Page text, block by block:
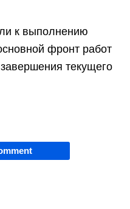
к выполнению
фронт работ
текущего